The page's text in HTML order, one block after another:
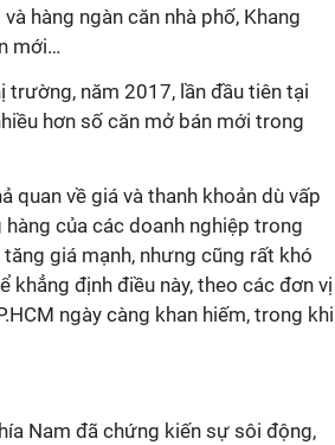
hàng ngàn căn nhà phố, Khang
mới…
trường, năm 2017, lần đầu tiên tại
hơn số căn mở bán mới trong
về giá và thanh khoản dù vấp
của các doanh nghiệp trong
giá mạnh, nhưng cũng rất khó
định điều này, theo các đơn vị
ngày càng khan hiếm, trong khi
Nam đã chứng kiến sự sôi động,